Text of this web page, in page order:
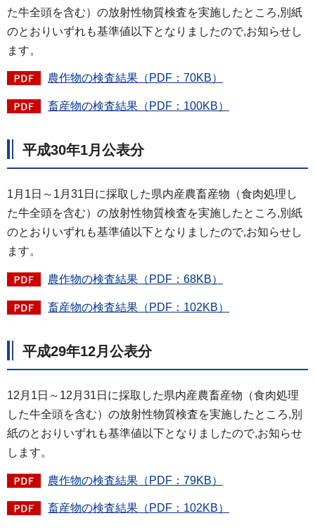
た牛全頭を含む）の放射性物質検査を実施したところ,別紙
のとおりいずれも基準値以下となりましたので,お知らせし
ます。
農作物の検査結果（PDF：70KB）
畜産物の検査結果（PDF：100KB）
平成30年1月公表分
1月1日～1月31日に採取した県内産農畜産物（食肉処理し
た牛全頭を含む）の放射性物質検査を実施したところ,別紙
のとおりいずれも基準値以下となりましたので,お知らせし
ます。
農作物の検査結果（PDF：68KB）
畜産物の検査結果（PDF：102KB）
平成29年12月公表分
12月1日～12月31日に採取した県内産農畜産物（食肉処理
した牛全頭を含む）の放射性物質検査を実施したところ,別
紙のとおりいずれも基準値以下となりましたので,お知らせ
します。
農作物の検査結果（PDF：79KB）
畜産物の検査結果（PDF：102KB）